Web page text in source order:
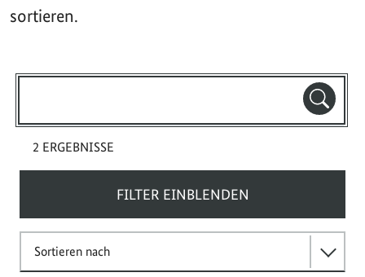
sortieren.
2 ERGEBNISSE
FILTER EINBLENDEN
Sortieren nach